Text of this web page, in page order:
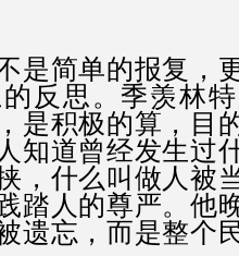
是简单的报复，
反思。季羡林
是积极的算，目
知道曾经发生过
，什么叫做人被
踏人的尊严。他
遗忘，而是整个